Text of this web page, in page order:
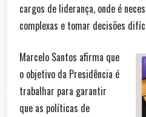
cargos de liderança, onde é
complexas e tomar decisões
Marcelo Santos afirma que
o objetivo da Presidência é
trabalhar para garantir
que as políticas de